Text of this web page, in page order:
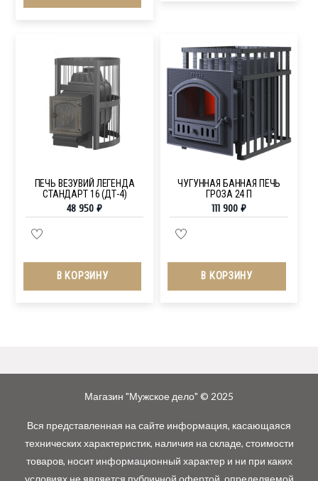
ПЕЧЬ ВЕЗУВИЙ ЛЕГЕНДА
СТАНДАРТ 16 (ДТ-4)
48 950₽
В КОРЗИНУ
ЧУГУННАЯ БАННАЯ ПЕЧЬ
ГРОЗА 24 П
111 900₽
В КОРЗИНУ
Магазин "Мужское дело" © 2025
Вся представленная на сайте информация, касающаяся
технических характеристик, наличия на складе, стоимости
товаров, носит информационный характер и ни при каких